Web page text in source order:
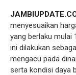
menyesuaikan
yang berlaku mulai
ini dilakukan
mengacu pada
serta kondisi daya